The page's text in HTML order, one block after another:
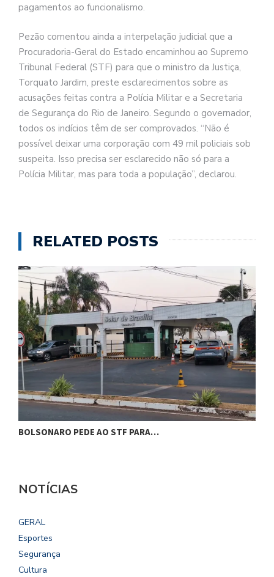
pagamentos ao funcionalismo.
Pezão comentou ainda a interpelação judicial que a
Procuradoria-Geral do Estado encaminhou ao Supremo
Tribunal Federal (STF) para que o ministro da Justiça,
Torquato Jardim, preste esclarecimentos sobre as
acusações feitas contra a Polícia Militar e a Secretaria
de Segurança do Rio de Janeiro. Segundo o governador,
todos os indícios têm de ser comprovados. “Não é
possível deixar uma corporação com 49 mil policiais sob
suspeita. Isso precisa ser esclarecido não só para a
Polícia Militar, mas para toda a população”, declarou.
RELATED POSTS
BOLSONARO PEDE AO STF PARA…
NOTÍCIAS
GERAL
Esportes
Segurança
Cultura